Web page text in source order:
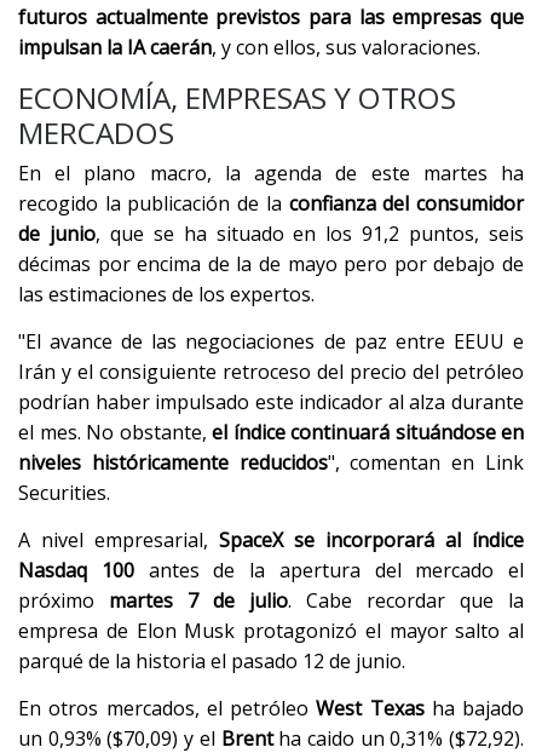
futuros actualmente previstos para las empresas que
impulsan la IA caerán, y con ellos, sus valoraciones.
ECONOMÍA, EMPRESAS Y OTROS
MERCADOS
En el plano macro, la agenda de este martes ha
recogido la publicación de la confianza del consumidor
de junio, que se ha situado en los 91,2 puntos, seis
décimas por encima de la de mayo pero por debajo de
las estimaciones de los expertos.
"El avance de las negociaciones de paz entre EEUU e
Irán y el consiguiente retroceso del precio del petróleo
podrían haber impulsado este indicador al alza durante
el mes. No obstante, el índice continuará situándose en
niveles históricamente reducidos", comentan en Link
Securities.
A nivel empresarial, SpaceX se incorporará al índice
Nasdaq 100antes de la apertura del mercado el
próximo martes 7 de julio. Cabe recordar que la
empresa de Elon Musk protagonizó el mayor salto al
parqué de la historia el pasado 12 de junio.
En otros mercados, el petróleoWest Texasha bajado
un 0,93% ($70,09) y el Brentha caido un 0,31% ($72,92).